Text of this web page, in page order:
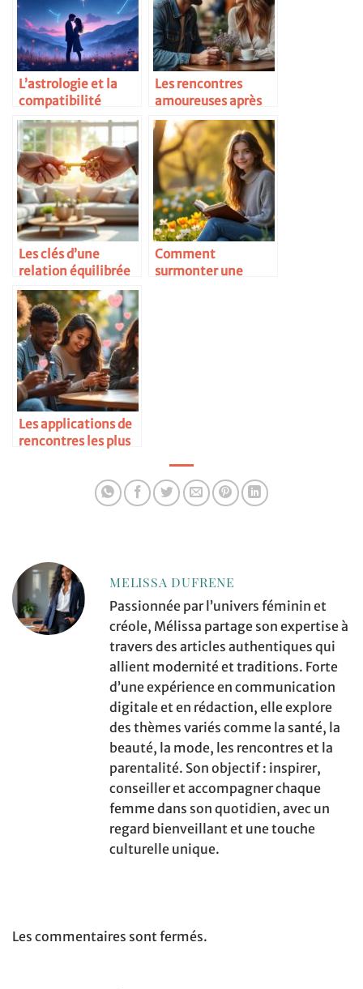
L’astrologie et la
compatibilité
amoureuse
Les rencontres
amoureuses après
30 ans
Les clés d’une
relation équilibrée
Comment
surmonter une
Les applications de
rencontres les plus
MELISSA DUFRENE
Passionnée par l’univers féminin et
créole, Mélissa partage son expertise à
travers des articles authentiques qui
allient modernité et traditions. Forte
d’une expérience en communication
digitale et en rédaction, elle explore
des thèmes variés comme la santé, la
beauté, la mode, les rencontres et la
parentalité. Son objectif : inspirer,
conseiller et accompagner chaque
femme dans son quotidien, avec un
regard bienveillant et une touche
culturelle unique.
Les commentaires sont fermés.